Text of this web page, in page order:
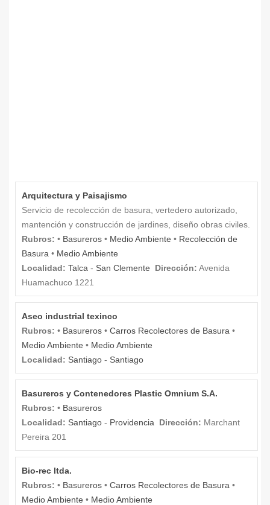
Arquitectura y Paisajismo
Servicio de recolección de basura, vertedero autorizado,
mantención y construcción de jardines, diseño obras civiles.
Rubros: • Basureros • Medio Ambiente • Recolección de
Basura • Medio Ambiente
Localidad: Talca - San Clemente Dirección: Avenida
Huamachuco 1221
Aseo industrial texinco
Rubros: • Basureros • Carros Recolectores de Basura •
Medio Ambiente • Medio Ambiente
Localidad: Santiago - Santiago
Basureros y Contenedores Plastic Omnium S.A.
Rubros: • Basureros
Localidad: Santiago - Providencia Dirección: Marchant
Pereira 201
Bio-rec ltda.
Rubros: • Basureros • Carros Recolectores de Basura •
Medio Ambiente • Medio Ambiente